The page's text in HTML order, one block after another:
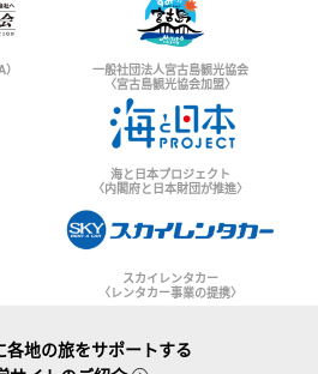
一般社団法人宮古島観光協会
〈宮古島観光協会加盟〉
海と日本プロジェクト
〈内閣府と日本財団が推進〉
スカイレンタカー
〈レンタカー事業の提携〉
各地の旅をサポートする